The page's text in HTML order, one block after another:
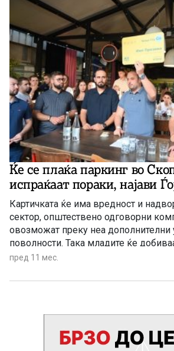
Ќе се плаќа паркинг во
испраќаат пораки, најави
Картичката ќе има вредност и
сектор, општествено одговорни
овозможат преку неа дополнителни
поволности. Така младите ќе
можности, семејствата ќе заштедат,
Ѓорѓиевски, кандидат на ВМРО-
пред 11 мес.